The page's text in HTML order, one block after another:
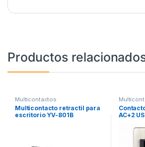
Productos
Multicontactos
Multicontacto retractil para
escritorio YV-801B
AC+2